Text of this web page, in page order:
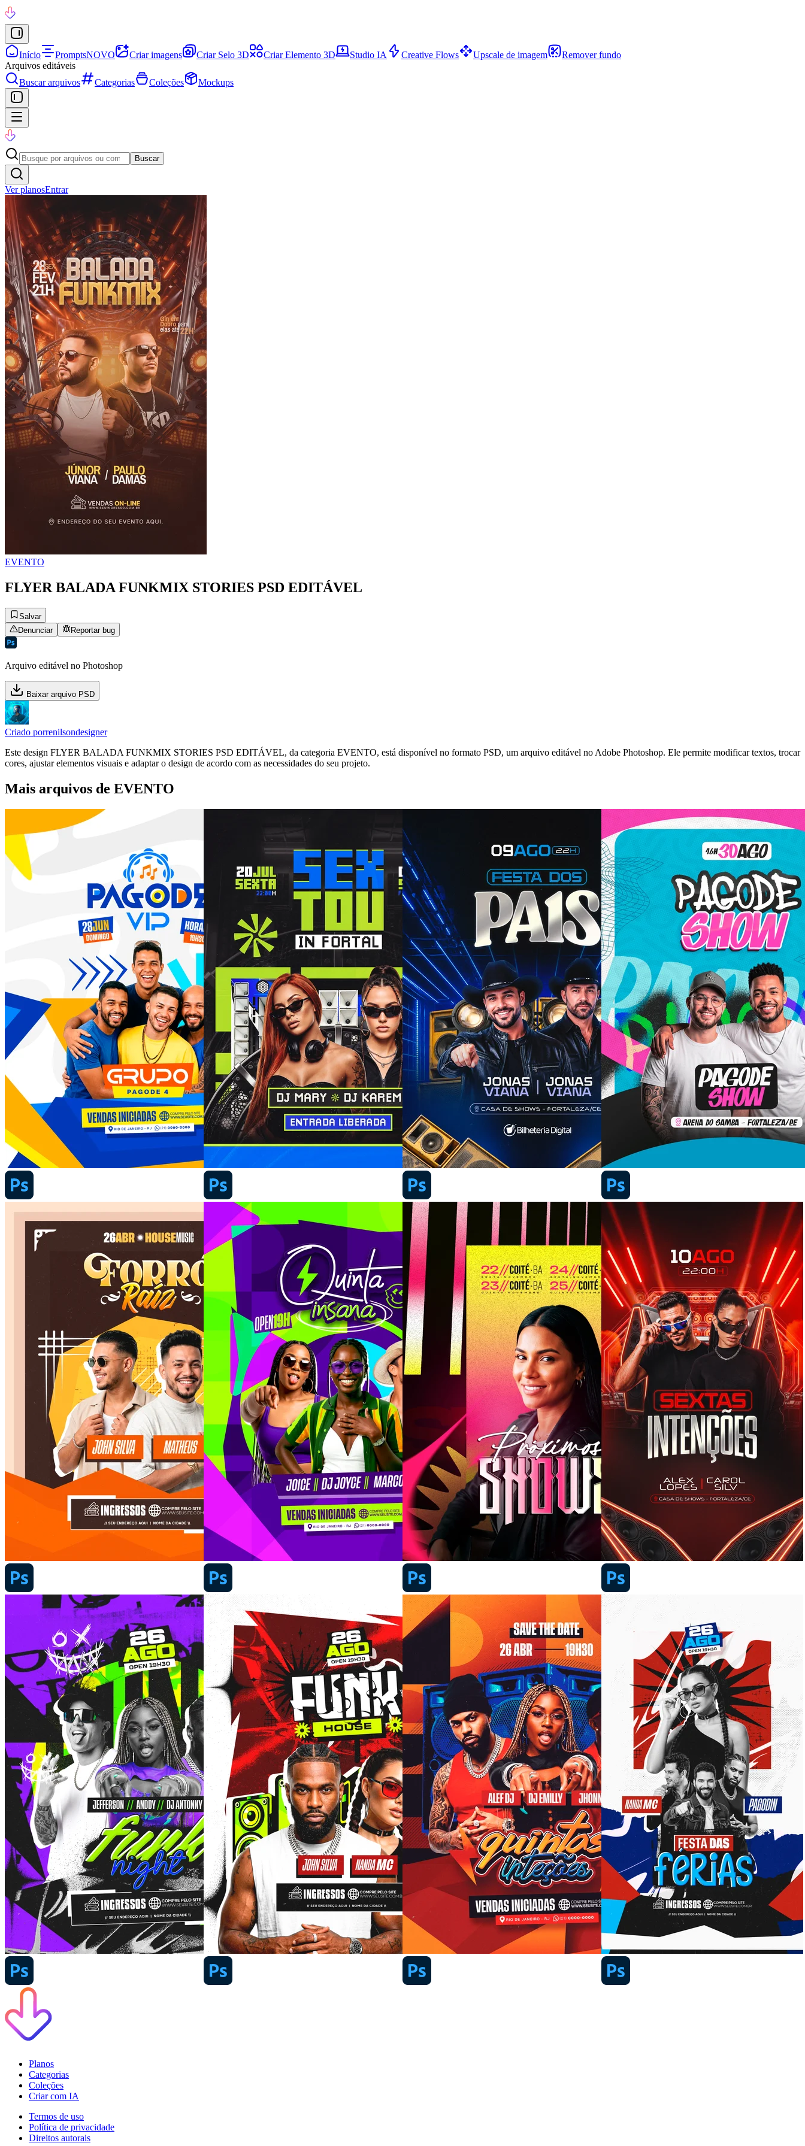
Início PromptsNOVO Criar imagens Criar Selo 3D Criar Elemento 3D Studio IA Creative Flows Upscale de imagem
Remover fundo
Arquivos editáveis
Buscar arquivos
Categorias Coleções Mockups
Buscar
Ver planosEntrar
EVENTO
FLYER BALADA FUNKMIX STORIES PSD EDITÁVEL
Salvar
Denunciar
Reportar bug
Arquivo editável no Photoshop
Baixar arquivo PSD
Criado porrenilsondesigner
Este design FLYER BALADA FUNKMIX STORIES PSD EDITÁVEL, da categoria EVENTO, está disponível no formato PSD, um arquivo editável no Adobe Photoshop. Ele permite modificar textos, trocar
cores, ajustar elementos visuais e adaptar o design de acordo com as necessidades do seu projeto.
Mais arquivos de EVENTO
Planos
Categorias
Coleções
Criar com IA
Termos de uso
Política de privacidade
Direitos autorais